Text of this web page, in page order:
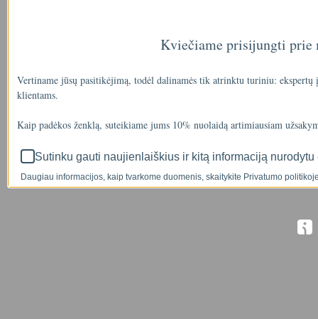
Kviečiame prisijungti prie
Vertiname jūsų pasitikėjimą, todėl dalinamės tik atrinktu turiniu:
klientams.
Kaip padėkos ženklą, suteikiame jums 10% nuolaidą artimiausiam
Sutinku gauti naujienlaiškius ir kitą informaciją
Daugiau informacijos, kaip tvarkome duomenis, skaitykite Privatumo